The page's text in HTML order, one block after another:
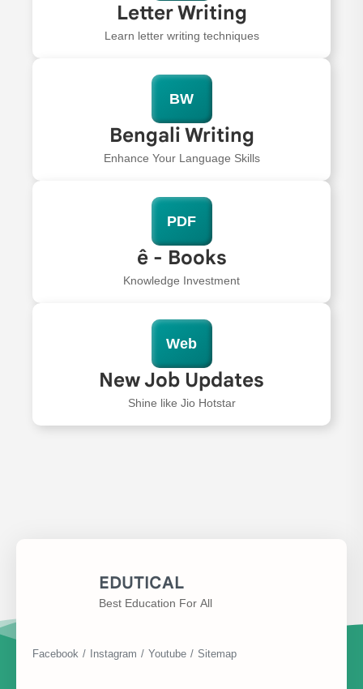
Letter Writing
Learn letter writing techniques
BW
Bengali Writing
Enhance Your Language Skills
PDF
ê - Books
Knowledge Investment
Web
New Job Updates
Shine like Jio Hotstar
EDUTICAL
Best Education For All